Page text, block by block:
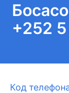
+252 5
Код